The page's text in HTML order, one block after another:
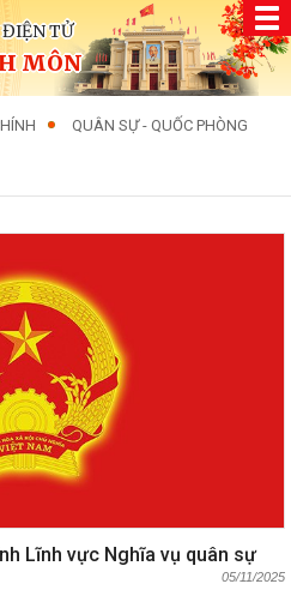
ĐIỆN TỬ
MÔN
QUÂN SỰ - QUỐC PHÒNG
Lĩnh vực Nghĩa vụ quân sự
05/11/2025